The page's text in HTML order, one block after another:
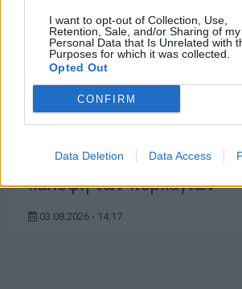
I want to opt-out of Collection, Use,
Retention, Sale, and/or Sharing of my
Personal Data that Is Unrelated with
Purposes for which it was collected.
Opted Out
CONFIRM
Data Deletion Data Access
Μεγάλη άνοδος για το
κάλυψη των πυρκαγιών
03.08.2026 - 14:17